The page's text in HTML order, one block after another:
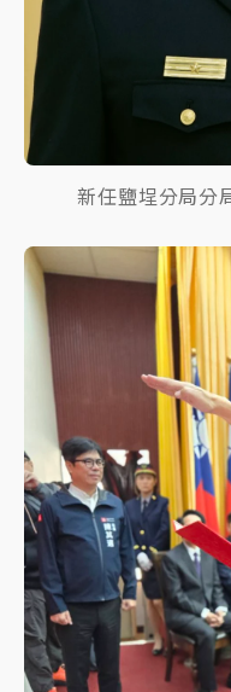
新任鹽埕分局分